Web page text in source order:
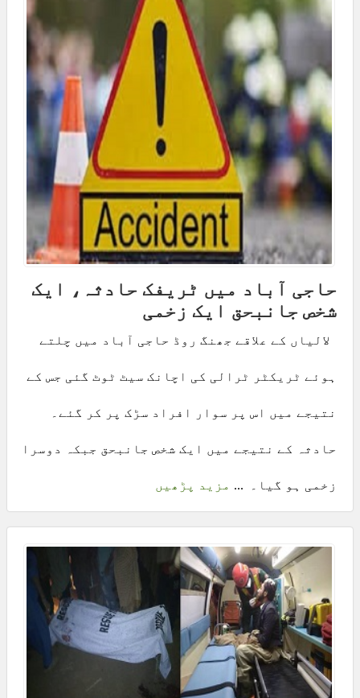
حاجی آباد میں ٹریفک حادثہ، ایک
شخص جانبحق ایک زخمی
لالیاں کے علاقے جھنگ روڈ حاجی آباد میں چلتے
ہوئے ٹریکٹر ٹرالی کی اچانک سیٹ ٹوٹ گئی جس کے
نتیجے میں اس پر سوار افراد سڑک پر کر گئے۔
حادثہ کے نتیجے میں ایک شخص جانبحق جبکہ دوسرا
زخمی ہو گیا۔ ... مزید پڑھیں